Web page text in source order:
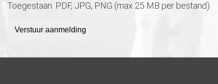
Toegestaan: PDF, JPG, PNG (max 25 MB per bestand)
Verstuur aanmelding